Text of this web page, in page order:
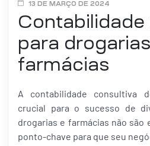
13 DE MARÇO DE 2024
Contabilidade
para
farmácias
A contabilidade consultiva
crucial para o sucesso de
drogarias e farmácias não são
ponto-chave para que seu